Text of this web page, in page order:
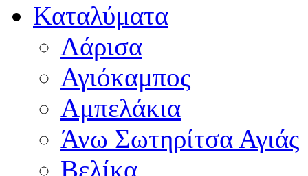
Καταλύματα
Λάρισα
Αγιόκαμπος
Αμπελάκια
Άνω Σωτηρίτσα Αγιάς
Βελίκα